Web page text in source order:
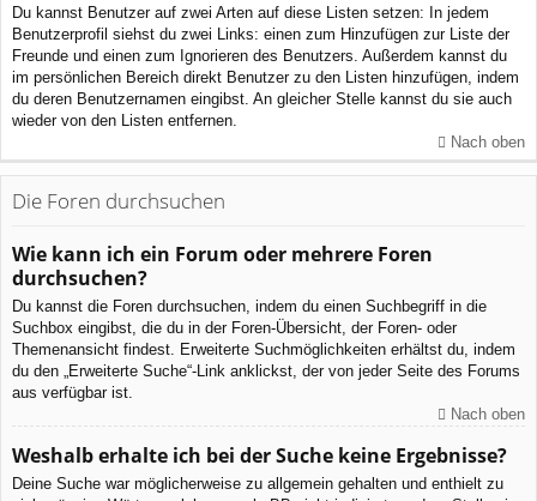
Du kannst Benutzer auf zwei Arten auf diese Listen setzen: In jedem
Benutzerprofil siehst du zwei Links: einen zum Hinzufügen zur Liste der
Freunde und einen zum Ignorieren des Benutzers. Außerdem kannst du
im persönlichen Bereich direkt Benutzer zu den Listen hinzufügen, indem
du deren Benutzernamen eingibst. An gleicher Stelle kannst du sie auch
wieder von den Listen entfernen.
Nach oben
Die Foren durchsuchen
Wie kann ich ein Forum oder mehrere Foren
durchsuchen?
Du kannst die Foren durchsuchen, indem du einen Suchbegriff in die
Suchbox eingibst, die du in der Foren-Übersicht, der Foren- oder
Themenansicht findest. Erweiterte Suchmöglichkeiten erhältst du, indem
du den „Erweiterte Suche“-Link anklickst, der von jeder Seite des Forums
aus verfügbar ist.
Nach oben
Weshalb erhalte ich bei der Suche keine Ergebnisse?
Deine Suche war möglicherweise zu allgemein gehalten und enthielt zu